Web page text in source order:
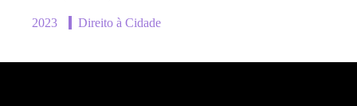
2023 Direito à Cidade